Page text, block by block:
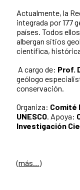
Actualmente, la
integrada por 177
países. Todos
albergan sitios
científica,
A cargo de: Prof.
geólogo
conservación.
Organiza: Comité
UNESCO. Apoya:
Investigación
(más…)